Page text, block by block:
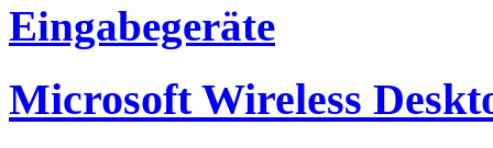
Eingabegeräte
Microsoft Wireless